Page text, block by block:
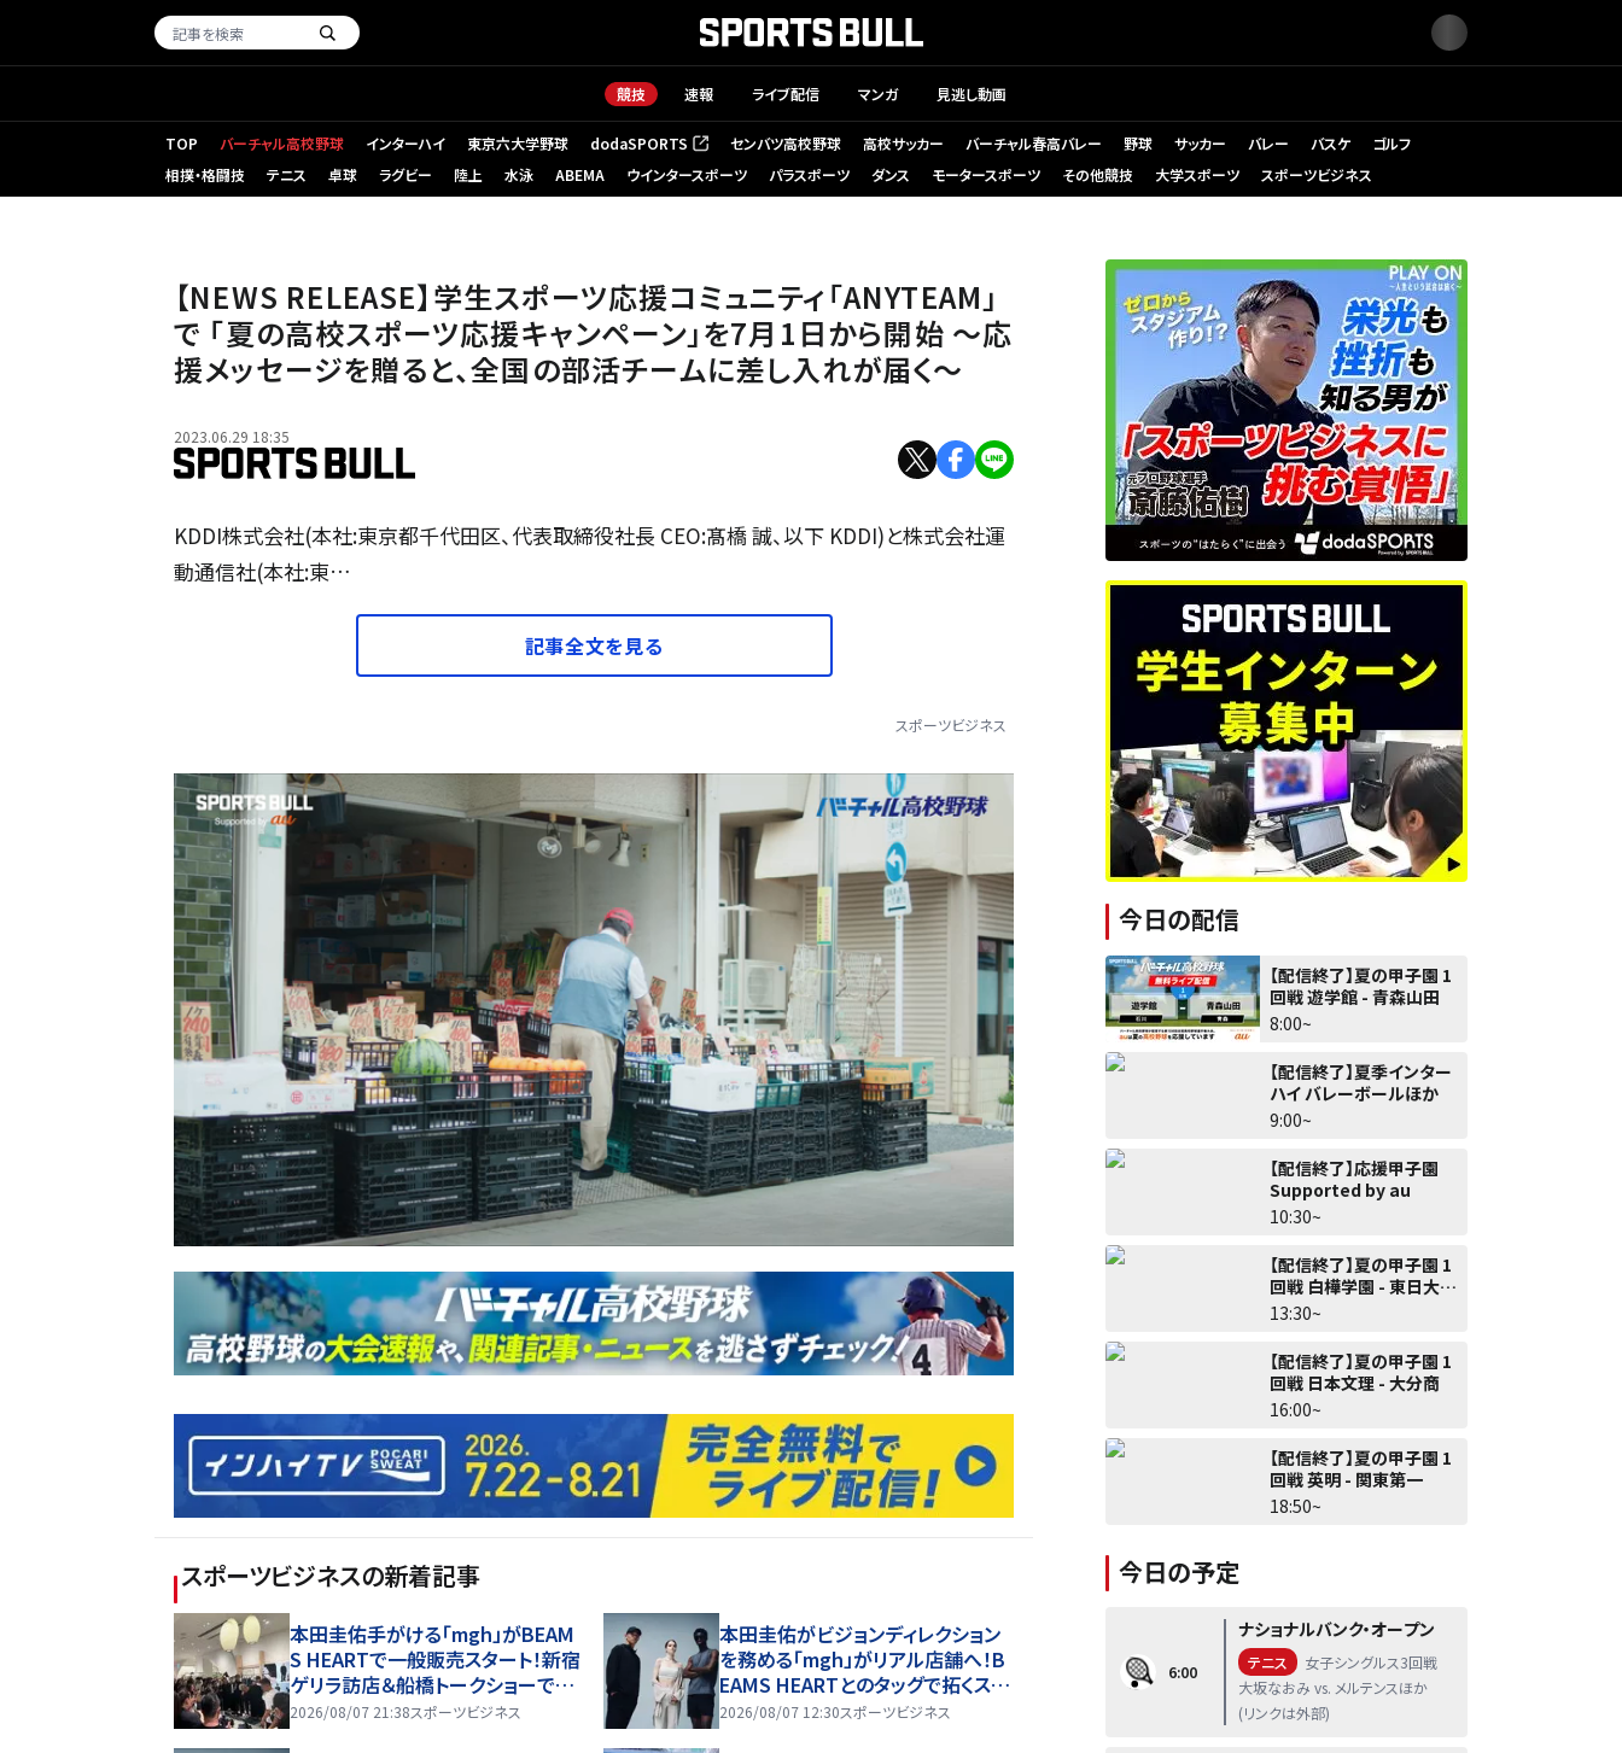
競技 速報 ライブ配信 マンガ 見逃し動画
TOP バーチャル高校野球 インターハイ 東京六大学野球 dodaSPORTS
（新しいタブで開く） センバツ高校野球 高校サッカー バーチャル春高バレー 野球 サッカー バレー バスケ
ゴルフ
相撲・格闘技
テニス 卓球 ラグビー 陸上 水泳 ABEMA ウインタースポーツ パラスポーツ ダンス モータースポーツ その他競技 大学スポーツ スポーツビジネス
【NEWS RELEASE】学生スポーツ応援コミュニティ「ANYTEAM」
で 「夏の高校スポーツ応援キャンペーン」を7月1日から開始 ～応
援メッセージを贈ると、全国の部活チームに差し入れが届く～
2023.06.29 18:35
KDDI株式会社(本社:東京都千代田区、代表取締役社長 CEO:髙橋 誠、以下 KDDI)と株式会社運
動通信社(本社:東…
記事全文を見る
スポーツビジネス
スポーツビジネスの新着記事
本田圭佑手がける「mgh」がBEAM
S HEARTで一般販売スタート！新宿
ゲリラ訪店＆船橋トークショーで現
場は大熱狂
2026/08/07 21:38スポーツビジネス
本田圭佑がビジョンディレクション
を務める「mgh」がリアル店舗へ！B
EAMS HEARTとのタッグで拓くスポ
ーツウェアの新たな挑戦
2026/08/07 12:30スポーツビジネス
今日の配信
【配信終了】夏の甲子園 1
回戦 遊学館 - 青森山田
8:00~
【配信終了】夏季インター
ハイ バレーボールほか
9:00~
【配信終了】応援甲子園
Supported by au
10:30~
【配信終了】夏の甲子園 1
回戦 白樺学園 - 東日大昌
平
13:30~
【配信終了】夏の甲子園 1
回戦 日本文理 - 大分商
16:00~
【配信終了】夏の甲子園 1
回戦 英明 - 関東第一
18:50~
今日の予定
6:00
ナショナルバンク・オープン
テニス
女子シングルス3回戦
大坂なおみ vs. メルテンスほか
(リンクは外部)